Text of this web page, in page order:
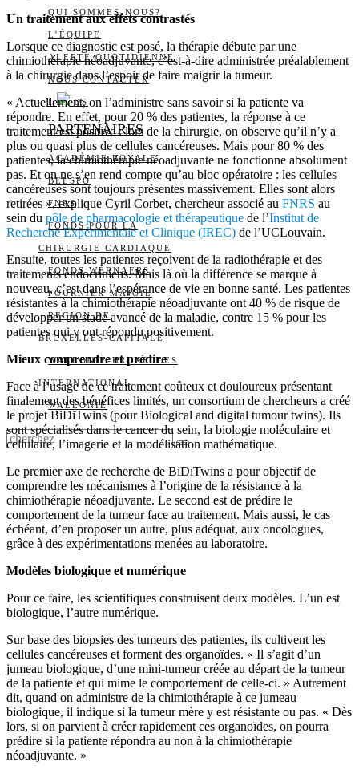
QUI SOMMES-NOUS?
L’ÉQUIPE
ALERTE QUOTIDIENNE
NOUS CONTACTER
I DS
PARTENAIRES
ACADÉMIE ROYALE
BELSPO
FNRS
FONDS POUR LA
CHIRURGIE CARDIAQUE
FONDS WERNAERS
FOURNIER-MAJOIE
RÉGION DE
BRUXELLES-CAPITALE
WALLONIE-BRUXELLES
INTERNATIONAL
WALLONIE
Un traitement aux effets contrastés
Lorsque ce diagnostic est posé, la thérapie débute par une
chimiothérapie néoadjuvante, c’est-à-dire administrée préalablement
à la chirurgie dans l’espoir de faire maigrir la tumeur.
« Actuellement, on l’administre sans savoir si la patiente va
répondre. En effet, pour 20 % des patientes, la réponse à ce
traitement est positive : lors de la chirurgie, on observe qu’il n’y a
plus ou quasi plus de cellules cancéreuses. Mais pour 80 % des
patientes, la chimiothérapie néoadjuvante ne fonctionne absolument
pas. Et on ne s’en rend compte qu’au bloc opératoire : les cellules
cancéreuses sont toujours présentes massivement. Elles sont alors
retirées », explique Cyril Corbet, chercheur associé au FNRS au
sein du pôle de pharmacologie et thérapeutique de l’Institut de
Recherche Expérimentale et Clinique (IREC) de l’UCLouvain.
Ensuite, toutes les patientes reçoivent de la radiothérapie et des
traitements endocriniens. Mais là où la différence se marque à
nouveau, c’est dans l’espérance de vie en bonne santé. Les patientes
résistantes à la chimiothérapie néoadjuvante ont 40 % de risque de
développer un stade avancé de la maladie, contre 15 % pour les
patientes qui y ont répondu positivement.
Mieux comprendre et prédire
Face à l’usage de ce traitement coûteux et douloureux présentant
finalement des bénéfices limités, un consortium de chercheurs a créé
le projet BiDiTwins (pour Biological and digital tumour twins). Ils
sont spécialisés dans le cancer du sein, la biologie moléculaire et
cellulaire, l’imagerie et la modélisation mathématique.
Le premier axe de recherche de BiDiTwins a pour objectif de
comprendre les mécanismes à l’origine de la résistance à la
chimiothérapie néoadjuvante. Le second est de prédire le
comportement de la tumeur face au traitement. Mais aussi, le cas
échéant, d’en proposer un autre, plus adéquat, aux oncologues,
grâce à des expérimentations menées au laboratoire.
Modèles biologique et numérique
Pour ce faire, les scientifiques construisent deux modèles. L’un est
biologique, l’autre numérique.
Sur base des biopsies des tumeurs des patientes, ils cultivent les
cellules cancéreuses et forment des organoïdes. « Il s’agit d’un
jumeau biologique, d’une mini-tumeur créée au départ de la tumeur
de la patiente et qui mime le comportement de celle-ci. » Autrement
dit, quand on administre de la chimiothérapie à ce jumeau
biologique, il indique si la tumeur mère y est résistante ou pas. « Dès
lors, si on parvient à créer rapidement ces organoïdes, on pourra
prédire si la patiente répondra au non à la chimiothérapie
néoadjuvante. »